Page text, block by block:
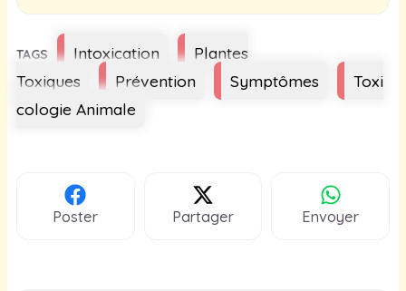
Étiquettes
Intoxication
Plantes
Toxiques
Prévention Symptômes
Toxi
cologie Animale
Poster Partager Envoyer